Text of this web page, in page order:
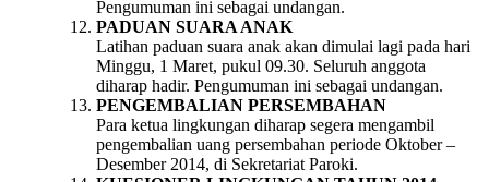
Pengumuman ini sebagai undangan.
PADUAN SUARA ANAK
Latihan paduan suara anak akan dimulai lagi pada hari
Minggu, 1 Maret, pukul 09.30. Seluruh anggota
diharap hadir. Pengumuman ini sebagai undangan.
PENGEMBALIAN PERSEMBAHAN
Para ketua lingkungan diharap segera mengambil
pengembalian uang persembahan periode Oktober –
Desember 2014, di Sekretariat Paroki.